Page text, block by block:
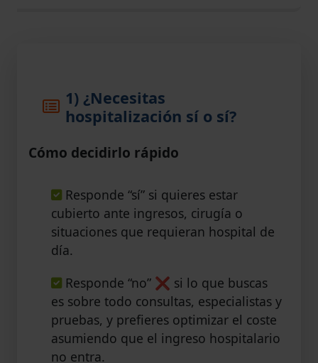
1) ¿Necesitas
hospitalización sí o sí?
Cómo decidirlo rápido
Responde “sí” si quieres estar
cubierto ante ingresos, cirugía o
situaciones que requieran hospital de
día.
Responde “no” ❌ si lo que buscas
es sobre todo consultas, especialistas y
pruebas, y prefieres optimizar el coste
asumiendo que el ingreso hospitalario
no entra.